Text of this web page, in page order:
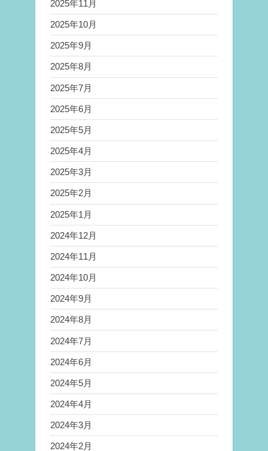
2025年11月
2025年10月
2025年9月
2025年8月
2025年7月
2025年6月
2025年5月
2025年4月
2025年3月
2025年2月
2025年1月
2024年12月
2024年11月
2024年10月
2024年9月
2024年8月
2024年7月
2024年6月
2024年5月
2024年4月
2024年3月
2024年2月